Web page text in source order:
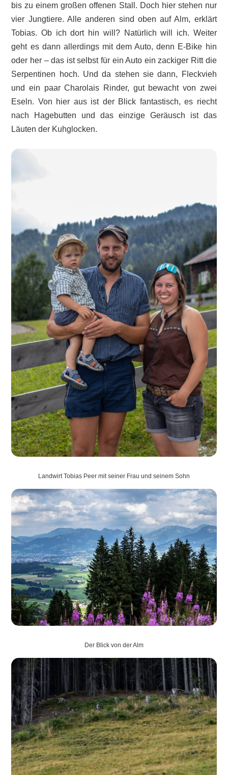
bis zu einem großen offenen Stall. Doch hier stehen nur
vier Jungtiere. Alle anderen sind oben auf Alm, erklärt
Tobias. Ob ich dort hin will? Natürlich will ich. Weiter
geht es dann allerdings mit dem Auto, denn E-Bike hin
oder her – das ist selbst für ein Auto ein zackiger Ritt die
Serpentinen hoch. Und da stehen sie dann, Fleckvieh
und ein paar Charolais Rinder, gut bewacht von zwei
Eseln. Von hier aus ist der Blick fantastisch, es riecht
nach Hagebutten und das einzige Geräusch ist das
Läuten der Kuhglocken.
Landwirt Tobias Peer mit seiner Frau und seinem Sohn
Der Blick von der Alm